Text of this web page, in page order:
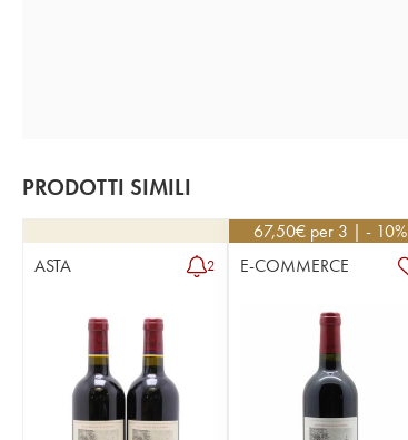
PRODOTTI SIMILI
ASTA 2
67,50€ per 3 | - 10%
E-COMMERCE